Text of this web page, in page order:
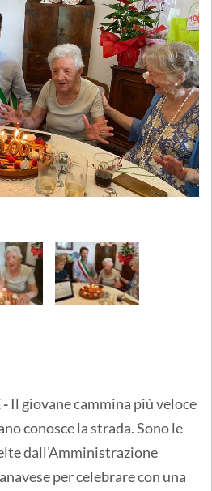
- Il giovane cammina più veloce
conosce la strada. Sono le
dall’Amministrazione
per celebrare con una